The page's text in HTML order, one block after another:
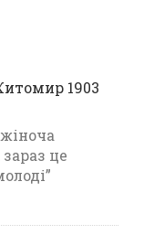
1903
це